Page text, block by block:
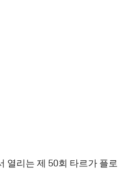
열리는 제 50회 타르가 플로